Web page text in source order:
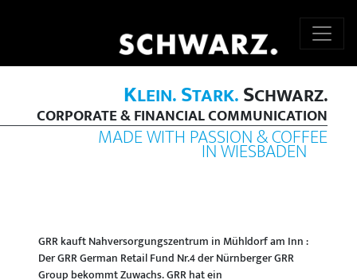
KLEIN.STARK.SCHWARZ.
CORPORATE & FINANCIAL COMMUNICATION
MADE WITH PASSION & COFFEE
IN WIESBADEN
GRR kauft Nahversorgungszentrum in Mühldorf am Inn :
Der GRR German Retail Fund Nr.4 der Nürnberger GRR
Group bekommt Zuwachs. GRR hat ein